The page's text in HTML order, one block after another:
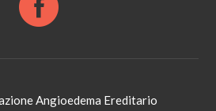
Angioedema Ereditario